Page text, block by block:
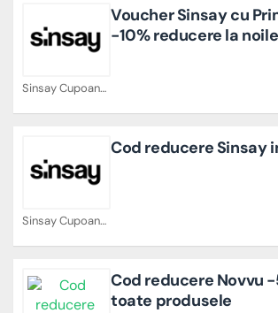
Sinsay Cupoane
Voucher Sinsay cu
-10% reducere la
Sinsay Cupoane
Cod reducere Sinsay
Cod reducere Novvu -
toate produsele